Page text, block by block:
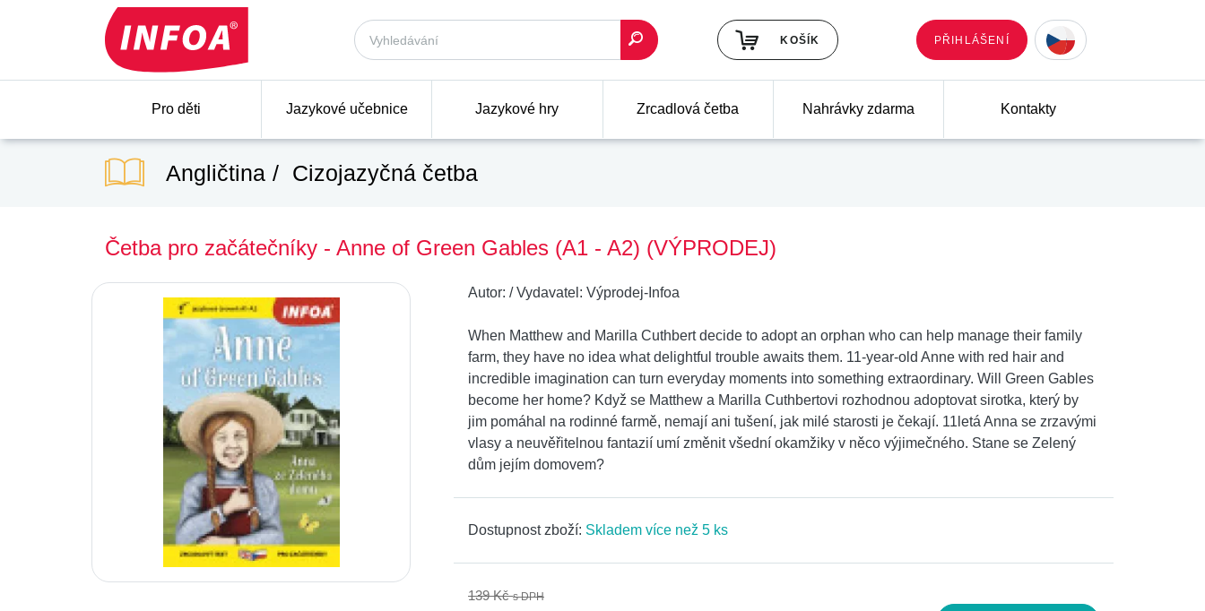
KOŠÍK PŘIHLÁŠENÍ
Pro děti Jazykové učebnice Jazykové hry Zrcadlová četba Nahrávky zdarma Kontakty
Angličtina Cizojazyčná četba
Četba pro začátečníky - Anne of Green Gables (A1 - A2) (VÝPRODEJ)
Autor: /Vydavatel: Výprodej-Infoa
When Matthew and Marilla Cuthbert decide to adopt an orphan who can help manage their family
farm, they have no idea what delightful trouble awaits them. 11-year-old Anne with red hair and
incredible imagination can turn everyday moments into something extraordinary. Will Green Gables
become her home? Když se Matthew a Marilla Cuthbertovi rozhodnou adoptovat sirotka, který by
jim pomáhal na rodinné farmě, nemají ani tušení, jak milé starosti je čekají. 11letá Anna se zrzavými
vlasy a neuvěřitelnou fantazií umí změnit všední okamžiky v něco výjimečného. Stane se Zelený
dům jejím domovem?
Dostupnost zboží: Skladem více než 5 ks
139 Kčs DPH